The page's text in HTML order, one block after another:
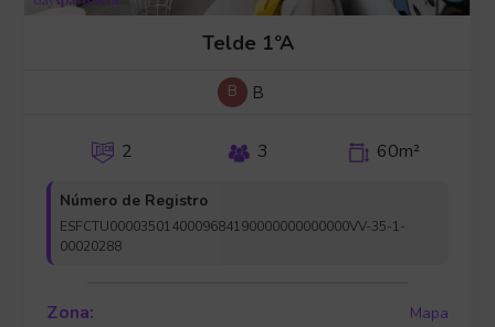
Telde 1ºA
B B
2 3 60m²
Número de Registro
ESFCTU0000350140009684190000000000000VV-35-1-
00020288
Zona: Mapa